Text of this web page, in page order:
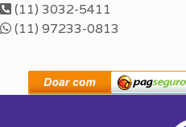
(11) 3032-5411
(11) 97233-0813